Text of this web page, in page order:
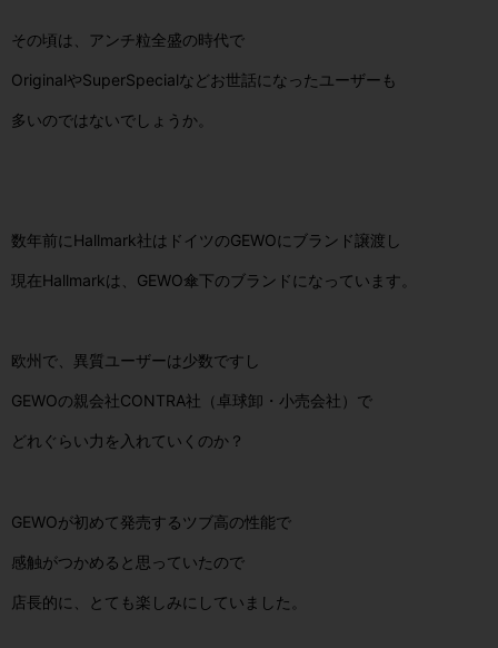
その頃は、アンチ粒全盛の時代で
OriginalやSuperSpecialなどお世話になったユーザーも
多いのではないでしょうか。
数年前にHallmark社はドイツのGEWOにブランド譲渡し
現在Hallmarkは、GEWO傘下のブランドになっています。
欧州で、異質ユーザーは少数ですし
GEWOの親会社CONTRA社（卓球卸・小売会社）で
どれぐらい力を入れていくのか？
GEWOが初めて発売するツブ高の性能で
感触がつかめると思っていたので
店長的に、とても楽しみにしていました。